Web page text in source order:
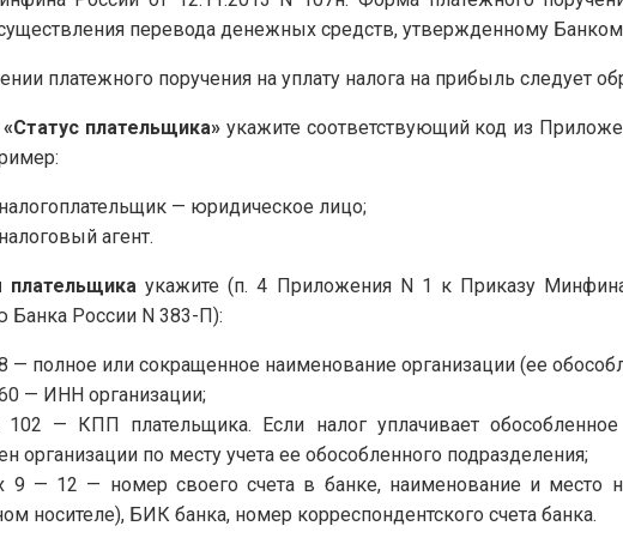
перевода денежных средств, утвержденному
платежного поручения на уплату налога на прибыль следует
«Статус плательщика» укажите соответствующий код из
— юридическое лицо;
агент.
плательщика укажите (п. 4 Приложения N 1 к Приказу
России N 383-П):
— полное или сокращенное наименование организации (ее
— ИНН организации;
— КПП плательщика. Если налог уплачивает
организации по месту учета ее обособленного подразделения;
9 — 12 — номер своего счета в банке, наименование и место
носителе), БИК банка, номер корреспондентского счета банка.